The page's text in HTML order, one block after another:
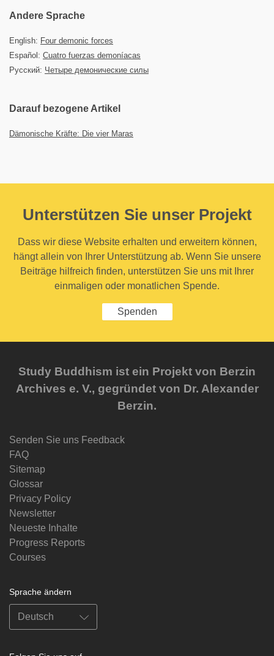
Andere Sprache
English: Four demonic forces
Español: Cuatro fuerzas demoníacas
Русский: Четыре демонические силы
Darauf bezogene Artikel
Dämonische Kräfte: Die vier Maras
Unterstützen Sie unser Projekt
Dass wir diese Website erhalten und erweitern können,
hängt allein von Ihrer Unterstützung ab. Wenn Sie unsere
Beiträge hilfreich finden, unterstützen Sie uns mit Ihrer
einmaligen oder monatlichen Spende.
Spenden
Study Buddhism ist ein Projekt von Berzin
Archives e. V., gegründet von Dr. Alexander
Berzin.
Senden Sie uns Feedback
FAQ
Sitemap
Glossar
Privacy Policy
Newsletter
Neueste Inhalte
Progress Reports
Courses
Sprache ändern